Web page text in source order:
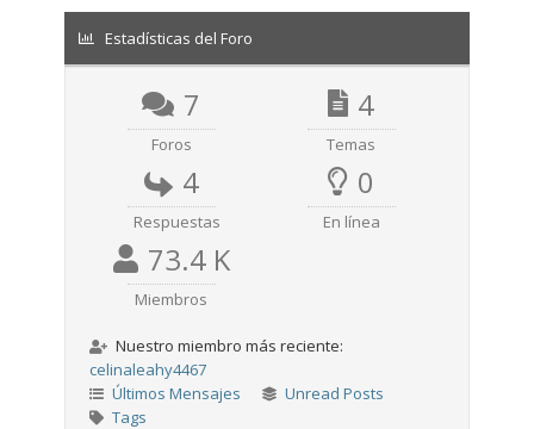
Estadísticas del Foro
7
Foros
4
Temas
4
Respuestas
0
En línea
73.4 K
Miembros
Nuestro miembro más reciente:
celinaleahy4467
Últimos Mensajes
Unread Posts
Tags